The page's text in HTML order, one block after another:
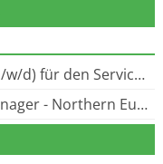
Vecoplan AG sucht Mitarbeiter (m/w/d) für den Service Parts, Zerkleinerungs- und Recyclingtechnik aus dem Westerwald. Gesucht: technische Kundenberatung im Bereich Service Parts in Bad Marienberg.
UWT GmbH sucht AREA SALES Manager - Northern Europe (m/w/d), Sicherheit UND Innovation HAND IN HAND Als inhabergeführtes Unternehmen bieten wir unseren rund 200 engagierten Mitarbeiter:innen ein dynamisches Arbeitsumfeld.